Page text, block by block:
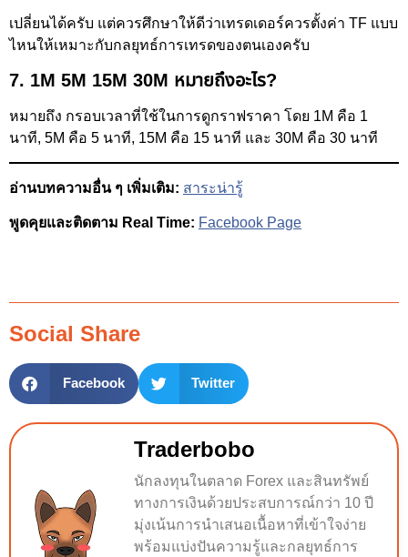
เปลี่ยนได้ครับ แต่ควรศึกษาให้ดีว่าเทรดเดอร์ควรตั้งค่า TF แบบ
ไหนให้เหมาะกับกลยุทธ์การเทรดของตนเองครับ
7. 1M 5M 15M 30M หมายถึงอะไร?
หมายถึง กรอบเวลาที่ใช้ในการดูกราฟราคา โดย 1M คือ 1
นาที, 5M คือ 5 นาที, 15M คือ 15 นาที และ 30M คือ 30 นาที
อ่านบทความอื่น ๆ เพิ่มเติม: สาระน่ารู้
พูดคุยและติดตาม Real Time: Facebook Page
Social Share
Facebook Twitter
Traderbobo
นักลงทุนในตลาด Forex และสินทรัพย์
ทางการเงินด้วยประสบการณ์กว่า 10 ปี
มุ่งเน้นการนำเสนอเนื้อหาที่เข้าใจง่าย
พร้อมแบ่งปันความรู้และกลยุทธ์การ